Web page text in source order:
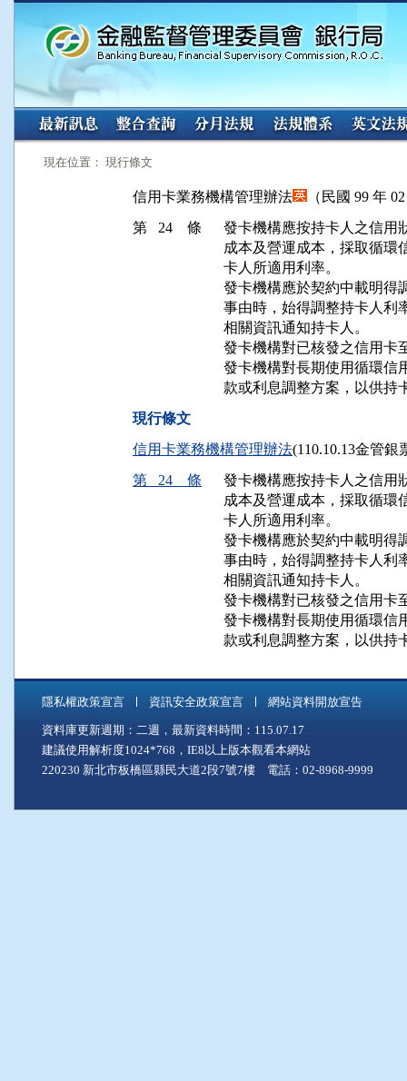
:::
現在位置： 現行條文
信用卡業務機構管理辦法
（民國 99 年
第 24 條
發卡機構應按持卡人之信用
成本及營運成本，採取循環
卡人所適用利率。
發卡機構應於契約中載明得
事由時，始得調整持卡人利
相關資訊通知持卡人。
發卡機構對已核發之信用卡
發卡機構對長期使用循環信
款或利息調整方案，以供持
現行條文
信用卡業務機構管理辦法(110.10.13金管銀
第 24 條
發卡機構應按持卡人之信用
成本及營運成本，採取循環
卡人所適用利率。
發卡機構應於契約中載明得
事由時，始得調整持卡人利
相關資訊通知持卡人。
發卡機構對已核發之信用卡
發卡機構對長期使用循環信
款或利息調整方案，以供持
隱私權政策宣言 資訊安全政策宣言 網站資料開放宣告
資料庫更新週期：二週，最新資料時間：115.07.17
建議使用解析度1024*768，IE8以上版本觀看本網站
220230 新北市板橋區縣民大道2段7號7樓 電話：02-8968-9999